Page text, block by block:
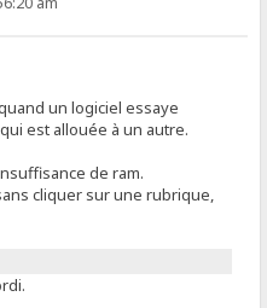
un logiciel essaye
est allouée à un autre.
de ram.
cliquer sur une rubrique,